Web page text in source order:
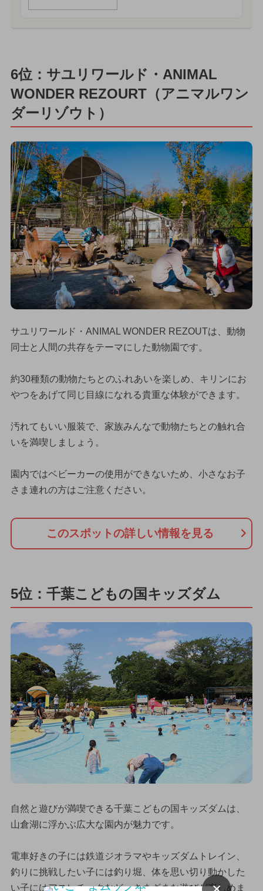
6位：サユリワールド・ANIMAL
WONDER REZOURT（アニマルワン
ダーリゾウト）
サユリワールド・ANIMAL WONDER REZOUTは、動物
同士と人間の共存をテーマにした動物園です。
約30種類の動物たちとのふれあいを楽しめ、キリンにお
やつをあげて同じ目線になれる貴重な体験ができます。
汚れてもいい服装で、家族みんなで動物たちとの触れ合
いを満喫しましょう。
園内ではベビーカーの使用ができないため、小さなお子
さま連れの方はご注意ください。
このスポットの詳しい情報を見る
5位：千葉こどもの国キッズダム
自然と遊びが満喫できる千葉こどもの国キッズダムは、
山倉湖に浮かぶ広大な園内が魅力です。
電車好きの子には鉄道ジオラマやキッズダムトレイン、
釣りに挑戦したい子には釣り堀、体を思い切り動かした
い子にはアスレチックなど、さまざまな遊びが楽しめま